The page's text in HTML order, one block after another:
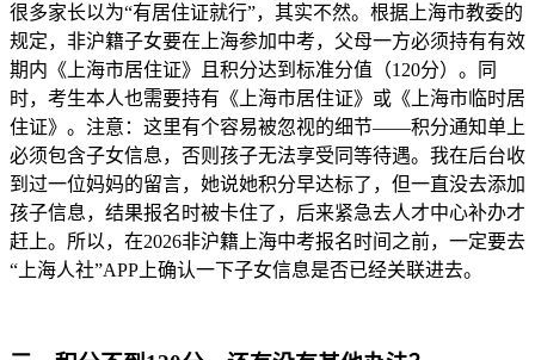
很多家长以为“有居住证就行”，其实不然。根据上海市教委的
规定，非沪籍子女要在上海参加中考，父母一方必须持有有效
期内《上海市居住证》且积分达到标准分值（120分）。同
时，考生本人也需要持有《上海市居住证》或《上海市临时居
住证》。注意：这里有个容易被忽视的细节——积分通知单上
必须包含子女信息，否则孩子无法享受同等待遇。我在后台收
到过一位妈妈的留言，她说她积分早达标了，但一直没去添加
孩子信息，结果报名时被卡住了，后来紧急去人才中心补办才
赶上。所以，在2026非沪籍上海中考报名时间之前，一定要去
“上海人社”APP上确认一下子女信息是否已经关联进去。